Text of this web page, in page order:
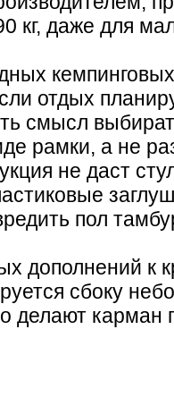
кг, даже для
отдых
смысл
рамки, а не
не даст
пол
дополнений к
сбоку
делают карман